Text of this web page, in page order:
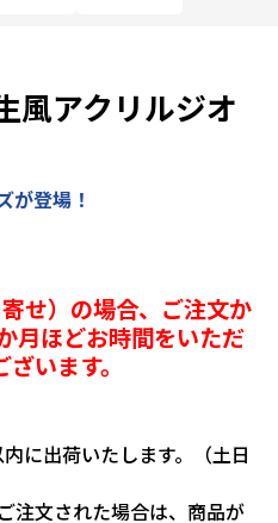
風アクリルジオ
が登場！
せ）の場合、ご注文か
月ほどお時間をいただ
います。
に出荷いたします。（土日
注文された場合は、商品が